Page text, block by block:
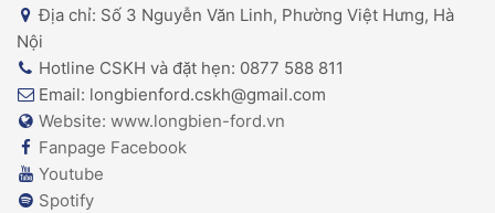
Địa chỉ: Số 3 Nguyễn Văn Linh, Phường Việt Hưng, Hà
Nội
Hotline CSKH và đặt hẹn: 0877 588 811
Email: longbienford.cskh@gmail.com
Website: www.longbien-ford.vn
Fanpage Facebook
Youtube
Spotify